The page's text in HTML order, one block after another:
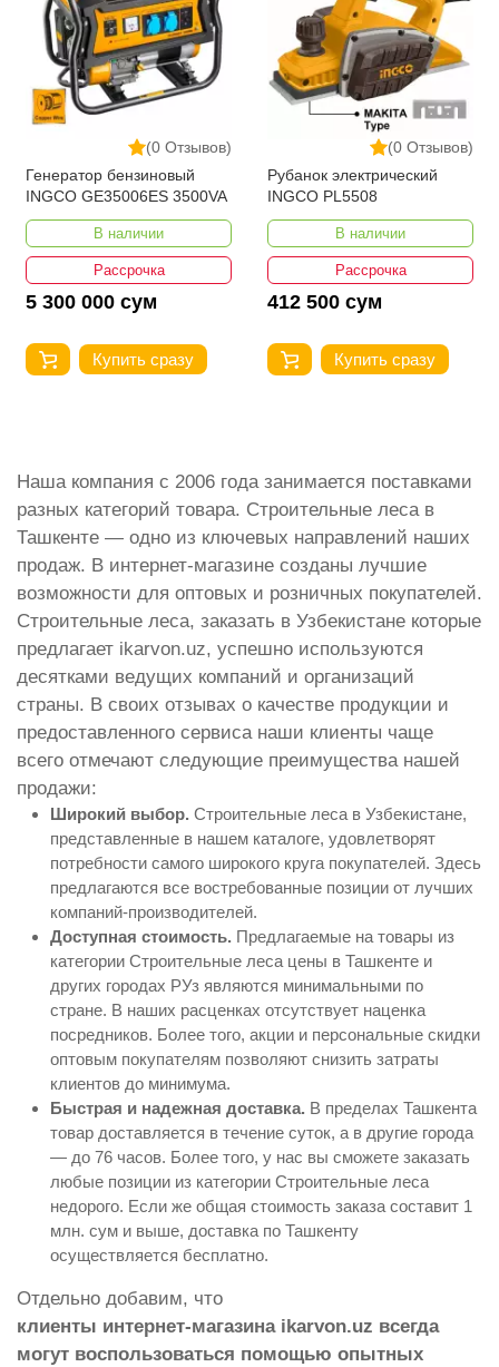
(0 Отзывов)
Генератор бензиновый
INGCO GE35006ES 3500VA
В наличии
Рассрочка
5 300 000 сум
Купить сразу
(0 Отзывов)
Рубанок электрический
INGCO PL5508
В наличии
Рассрочка
412 500 сум
Купить сразу
Наша компания с 2006 года занимается поставками
разных категорий товара. Строительные леса в
Ташкенте — одно из ключевых направлений наших
продаж. В интернет-магазине созданы лучшие
возможности для оптовых и розничных покупателей.
Строительные леса, заказать в Узбекистане которые
предлагает ikarvon.uz, успешно используются
десятками ведущих компаний и организаций
страны. В своих отзывах о качестве продукции и
предоставленного сервиса наши клиенты чаще
всего отмечают следующие преимущества нашей
продажи:
Широкий выбор. Строительные леса в Узбекистане,
представленные в нашем каталоге, удовлетворят
потребности самого широкого круга покупателей. Здесь
предлагаются все востребованные позиции от лучших
компаний-производителей.
Доступная стоимость. Предлагаемые на товары из
категории Строительные леса цены в Ташкенте и
других городах РУз являются минимальными по
стране. В наших расценках отсутствует наценка
посредников. Более того, акции и персональные скидки
оптовым покупателям позволяют снизить затраты
клиентов до минимума.
Быстрая и надежная доставка. В пределах Ташкента
товар доставляется в течение суток, а в другие города
— до 76 часов. Более того, у нас вы сможете заказать
любые позиции из категории Строительные леса
недорого. Если же общая стоимость заказа составит 1
млн. сум и выше, доставка по Ташкенту
осуществляется бесплатно.
Отдельно добавим, что
клиенты интернет-магазина ikarvon.uz всегда
могут воспользоваться помощью опытных